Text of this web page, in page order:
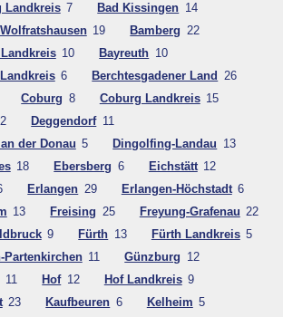
Landkreis 7 Bad Kissingen 14
19 Bamberg 22
10 Bayreuth 10
6 Berchtesgadener Land 26
Coburg 8 Coburg Landkreis 15
Deggendorf 11
der Donau 5 Dingolfing-Landau 13
18 Ebersberg 6 Eichstätt 12
Erlangen 29 Erlangen-Höchstadt 6
13 Freising 25 Freyung-Grafenau 22
9 Fürth 13 Fürth Landkreis 5
Partenkirchen 11 Günzburg 12
11 Hof 12 Hof Landkreis 9
23 Kaufbeuren 6 Kelheim 5